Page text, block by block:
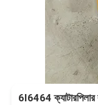
6I6464 ক্যাটারপিলার